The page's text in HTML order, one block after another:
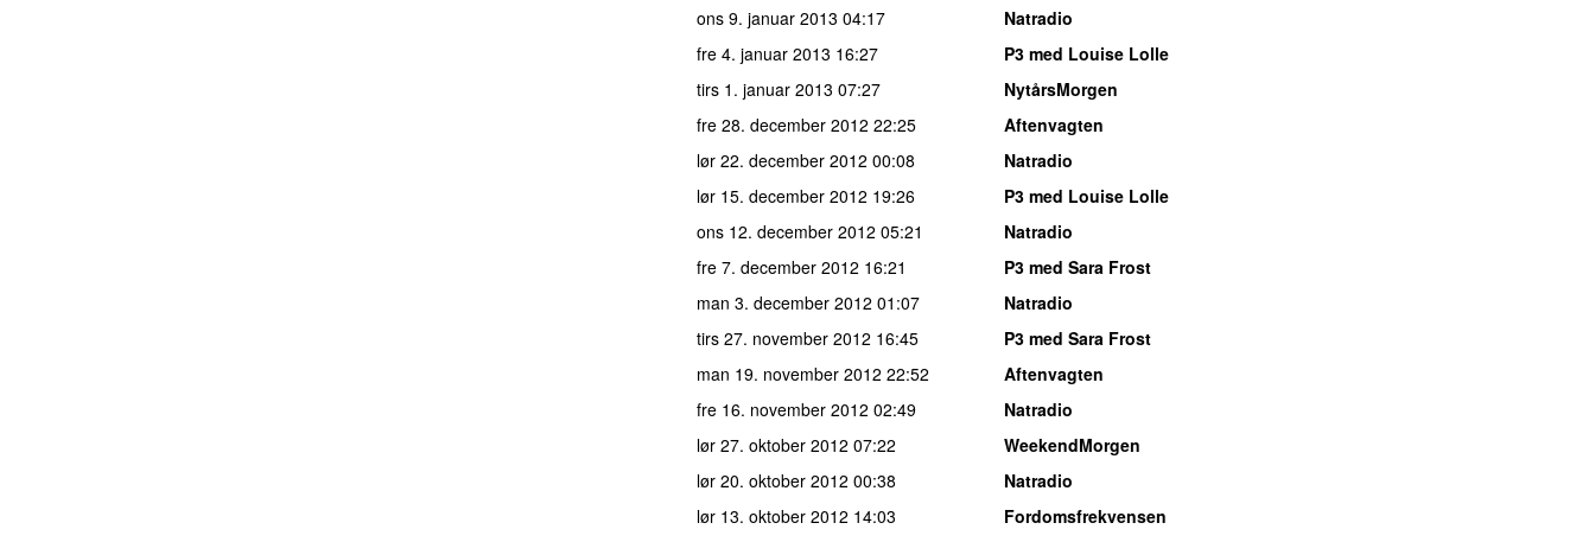
ons 9. januar 2013 04:17
Natradio
fre 4. januar 2013 16:27
P3 med Louise Lolle
tirs 1. januar 2013 07:27
NytårsMorgen
fre 28. december 2012 22:25
Aftenvagten
lør 22. december 2012 00:08
Natradio
lør 15. december 2012 19:26
P3 med Louise Lolle
ons 12. december 2012 05:21
Natradio
fre 7. december 2012 16:21
P3 med Sara Frost
man 3. december 2012 01:07
Natradio
tirs 27. november 2012 16:45
P3 med Sara Frost
man 19. november 2012 22:52
Aftenvagten
fre 16. november 2012 02:49
Natradio
lør 27. oktober 2012 07:22
WeekendMorgen
lør 20. oktober 2012 00:38
Natradio
lør 13. oktober 2012 14:03
Fordomsfrekvensen